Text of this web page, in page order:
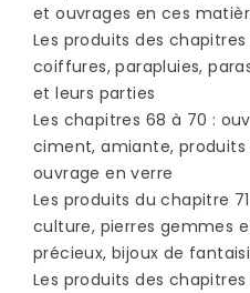
et ouvrages en ces
Les produits des
coiffures, parapluies,
et leurs parties
Les chapitres 68 à 70 :
ciment, amiante,
ouvrage en verre
Les produits du chapitre
culture, pierres gemmes
précieux, bijoux de
Les produits des